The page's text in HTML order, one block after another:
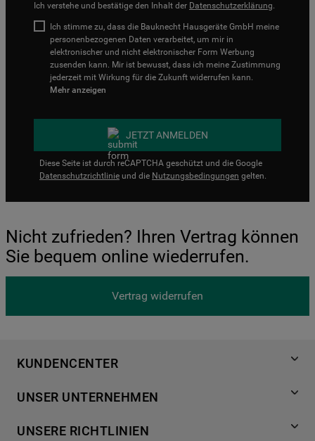
Ich verstehe und bestätige den Inhalt der Datenschutzerklärung.
Ich stimme zu, dass die Bauknecht Hausgeräte GmbH meine
personenbezogenen Daten verarbeitet, um mir in
elektronischer und nicht elektronischer Form Werbung
zusenden kann. Mir ist bewusst, dass ich meine Zustimmung
jederzeit mit Wirkung für die Zukunft widerrufen kann.
Mehr anzeigen
JETZT ANMELDEN
Diese Seite ist durch reCAPTCHA geschützt und die Google
Datenschutzrichtlinie und die Nutzungsbedingungen gelten.
Nicht zufrieden? Ihren Vertrag können
Sie bequem online wiederrufen.
Vertrag widerrufen
KUNDENCENTER
Händlersuche
Häufige Fragen
UNSER UNTERNEHMEN
Für Händler
UNSERE RICHTLINIEN